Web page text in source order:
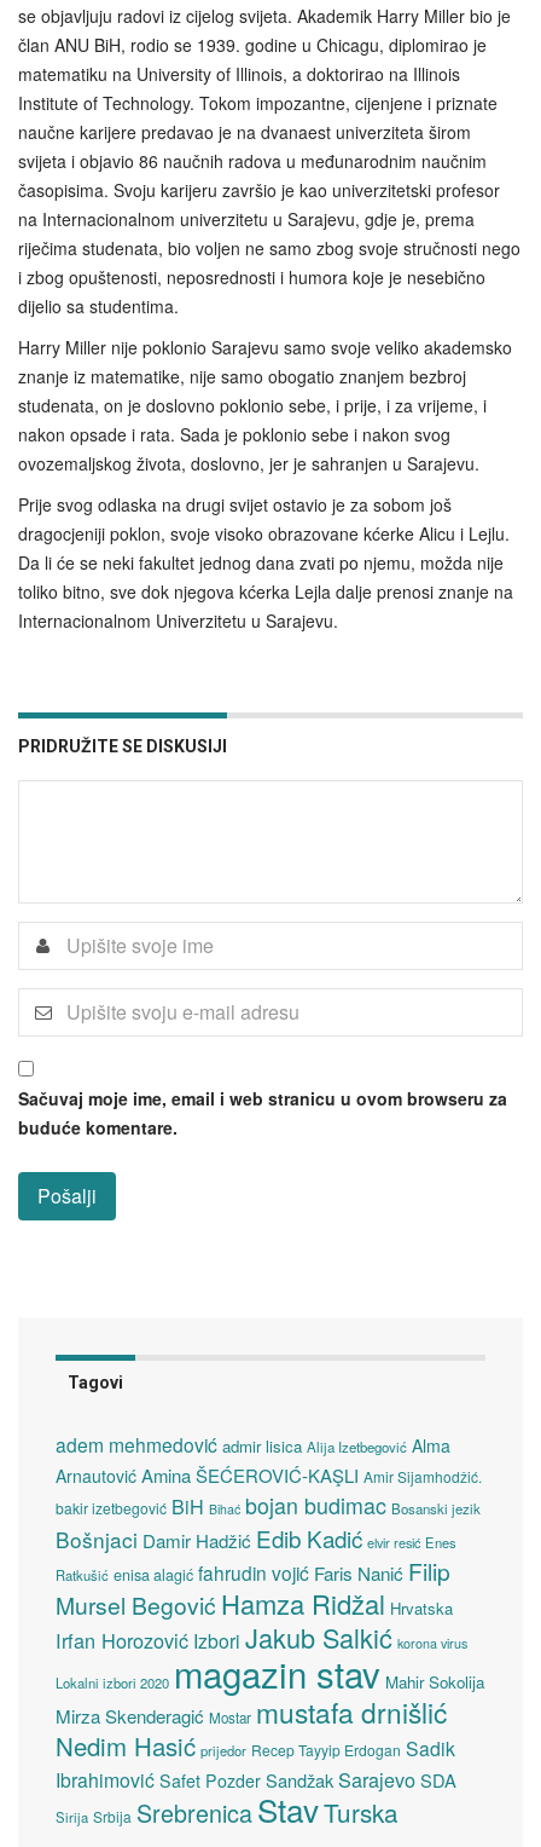
se objavljuju radovi iz cijelog svijeta. Akademik Harry Miller bio je
član ANU BiH, rodio se 1939. godine u Chicagu, diplomirao je
matematiku na University of Illinois, a doktorirao na Illinois
Institute of Technology. Tokom impozantne, cijenjene i priznate
naučne karijere predavao je na dvanaest univerziteta širom
svijeta i objavio 86 naučnih radova u međunarodnim naučnim
časopisima. Svoju karijeru završio je kao univerzitetski profesor
na Internacionalnom univerzitetu u Sarajevu, gdje je, prema
riječima studenata, bio voljen ne samo zbog svoje stručnosti nego
i zbog opuštenosti, neposrednosti i humora koje je nesebično
dijelio sa studentima.
Harry Miller nije poklonio Sarajevu samo svoje veliko akademsko
znanje iz matematike, nije samo obogatio znanjem bezbroj
studenata, on je doslovno poklonio sebe, i prije, i za vrijeme, i
nakon opsade i rata. Sada je poklonio sebe i nakon svog
ovozemaljskog života, doslovno, jer je sahranjen u Sarajevu.
Prije svog odlaska na drugi svijet ostavio je za sobom još
dragocjeniji poklon, svoje visoko obrazovane kćerke Alicu i Lejlu.
Da li će se neki fakultet jednog dana zvati po njemu, možda nije
toliko bitno, sve dok njegova kćerka Lejla dalje prenosi znanje na
Internacionalnom Univerzitetu u Sarajevu.
PRIDRUŽITE SE DISKUSIJI
Sačuvaj moje ime, email i web stranicu u ovom browseru za
buduće komentare.
Tagovi
adem mehmedović admir lisica Alija Izetbegović Alma
Arnautović Amina ŠEĆEROVIĆ-KAŞLI Amir Sijamhodžić.
bakir izetbegović BiH Bihać bojan budimac Bosanski jezik
Bošnjaci Damir Hadžić Edib Kadić elvir resić Enes
Ratkušić enisa alagić fahrudin vojić Faris Nanić Filip
Mursel Begović Hamza Ridžal Hrvatska
Irfan Horozović Izbori Jakub Salkić korona virus
Lokalni izbori 2020 magazin stav Mahir Sokolija
Mirza Skenderagić Mostar mustafa drnišlić
Nedim Hasić prijedor Recep Tayyip Erdogan Sadik
Ibrahimović Safet Pozder SandžakSarajevoSDA
Sirija Srbija SrebrenicaStavTurska